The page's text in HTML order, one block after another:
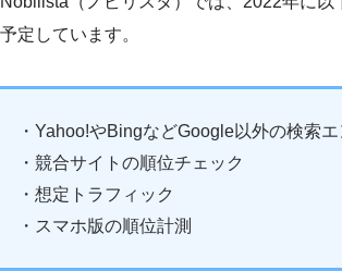
予定しています。
・Yahoo!やBingなどGoogle以外の検索
・競合サイトの順位チェック
・想定トラフィック
・スマホ版の順位計測